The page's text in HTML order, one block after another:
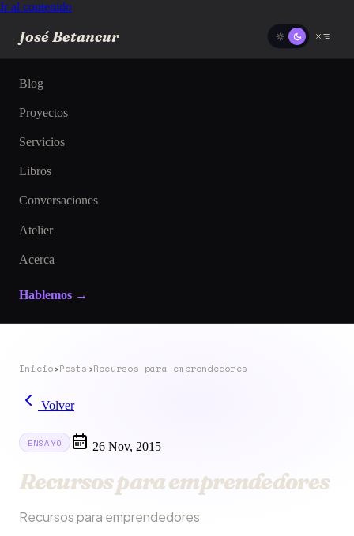
Ir al contenido
José Betancur
Blog
Proyectos
Servicios
Libros
Conversaciones
Atelier
Acerca
Hablemos →
Inicio›Posts ›Recursos para emprendedores
Volver
ENSAYO 26 Nov, 2015
Recursos para emprendedores
Recursos para emprendedores